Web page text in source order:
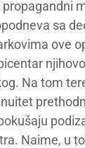
sa
ove
Na tom
Naime, u